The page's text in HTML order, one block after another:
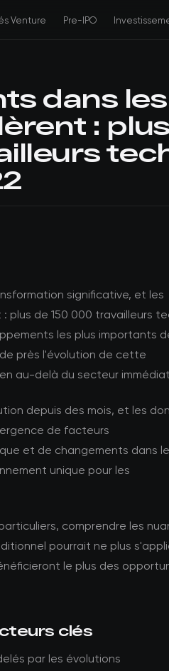
Venture Pre-IPO
dans les
: plus
significative, et les
plus de 150 000 travailleurs
les plus importants
près l'évolution de cette
au-delà du secteur
depuis des mois, et les
de facteurs
et de changements dans le
unique pour les
comprendre les
pourrait ne plus
le plus des
clés
par les évolutions